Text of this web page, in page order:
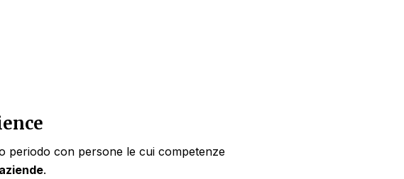
periodo con persone le cui competenze
.